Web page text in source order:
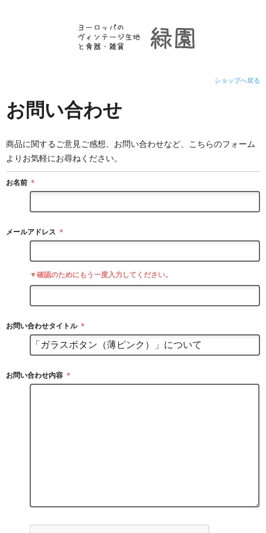
ショップへ戻る
お問い合わせ
商品に関するご意見ご感想、お問い合わせなど、こちらのフォーム
よりお気軽にお尋ねください。
お名前 ＊
メールアドレス ＊
▼確認のためにもう一度入力してください。
お問い合わせタイトル ＊
お問い合わせ内容 ＊